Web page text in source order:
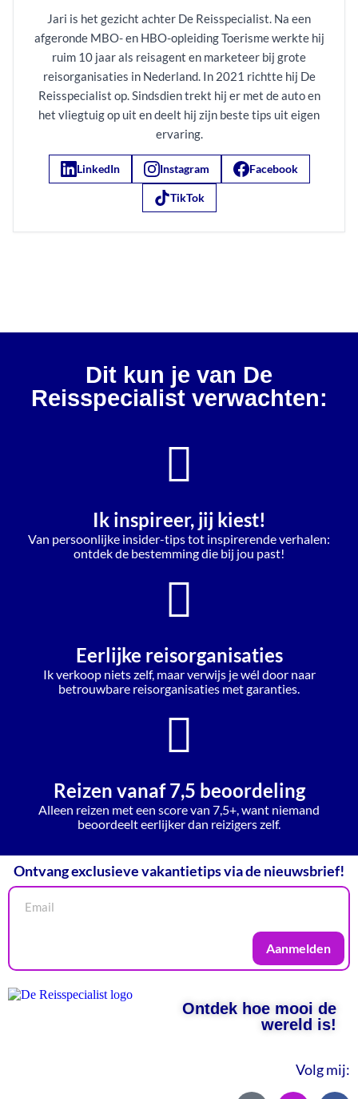
Jari is het gezicht achter De Reisspecialist. Na een
afgeronde MBO- en HBO-opleiding Toerisme werkte hij
ruim 10 jaar als reisagent en marketeer bij grote
reisorganisaties in Nederland. In 2021 richtte hij De
Reisspecialist op. Sindsdien trekt hij er met de auto en
het vliegtuig op uit en deelt hij zijn beste tips uit eigen
ervaring.
LinkedIn Instagram Facebook
TikTok
Dit kun je van De
Reisspecialist verwachten:
Ik inspireer, jij kiest!
Van persoonlijke insider-tips tot inspirerende verhalen:
ontdek de bestemming die bij jou past!
Eerlijke reisorganisaties
Ik verkoop niets zelf, maar verwijs je wél door naar
betrouwbare reisorganisaties met garanties.
Reizen vanaf 7,5 beoordeling
Alleen reizen met een score van 7,5+, want niemand
beoordeelt eerlijker dan reizigers zelf.
Ontvang exclusieve vakantietips via de nieuwsbrief!
Aanmelden
Ontdek hoe mooi de
wereld is!
Volg mij: